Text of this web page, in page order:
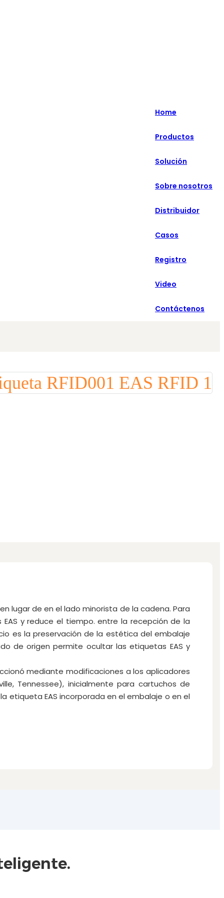
русский
Español
Home
Productos
Solución
Sobre nosotros
Distribuidor
Casos
Registro
Video
Contáctenos
lugar de en el lado minorista de la cadena. Para
y reduce el tiempo. entre la recepción de la
es la preservación de la estética del embalaje
de origen permite ocultar las etiquetas EAS y
mediante modificaciones a los aplicadores
Tennessee), inicialmente para cartuchos de
etiqueta EAS incorporada en el embalaje o en el